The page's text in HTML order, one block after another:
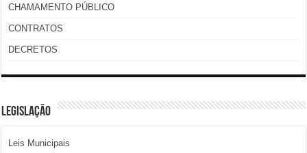
CHAMAMENTO PÚBLICO
CONTRATOS
DECRETOS
LEGISLAÇÃO
Leis Municipais